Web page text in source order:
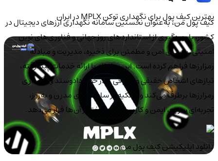
بهترین کیف پول برای نگهداری توکن MPLX در ایران
کیف‌ پول من، به‌عنوان نخستین سامانه نگهداری ارزهای دیجیتال در
کشور، با بهره‌گیری از استانداردهای روز جهانی و فناوری‌های نوین
امنیتی، بستری امن و مطمئن برای ذخیره، مدیریت و مبادله
رمزارزها فراهم کرده است. این سامانه با ارائه خدمات پیشرفته،
نیازهای اشخاص حقیقی و حقوقی را در حوزه دادوستد و نگه‌داری
رمزارزها برطرف می‌کند و با تکیه بر ساختارهای مدرن و به‌روز،
تجربه‌ای سریع، ایمن و کاربرپسند در اختیار آن‌ها قرار می‌دهد.
دانلود اپلیکیشن کیف‌ پول من